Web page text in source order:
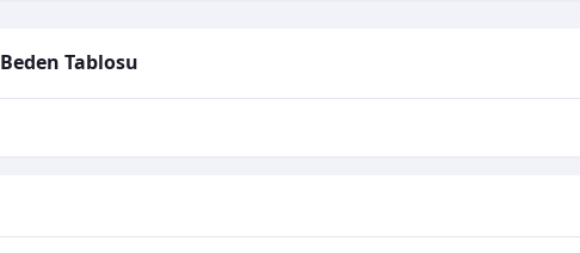
Beden Tablosu